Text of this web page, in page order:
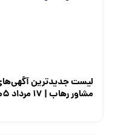
لیست جدیدترین
مشاور رهاب | ۱۷ مرداد ۱۴۰۵